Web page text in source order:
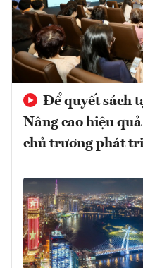
Để quyết sách
Nâng cao hiệu
chủ trương phát